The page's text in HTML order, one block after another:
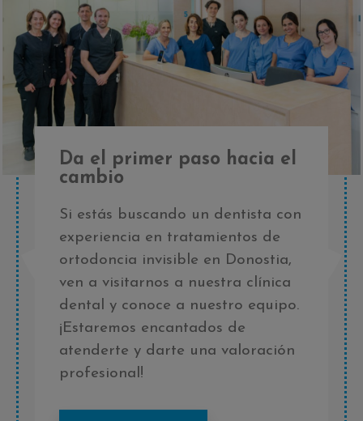
Da el primer paso hacia el
cambio
Si estás buscando un dentista con
experiencia en tratamientos de
ortodoncia invisible en Donostia,
ven a visitarnos a nuestra clínica
dental y conoce a nuestro equipo.
¡Estaremos encantados de
atenderte y darte una valoración
profesional!